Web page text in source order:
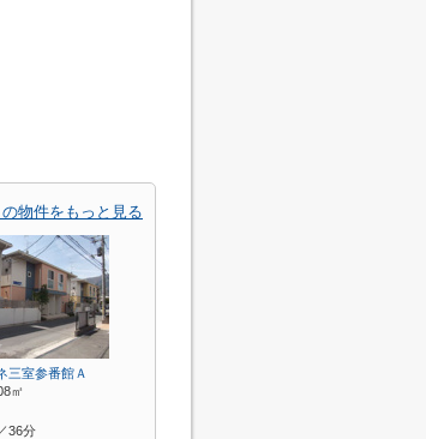
物件をもっと見る
三室参番館Ａ
㎡
36分